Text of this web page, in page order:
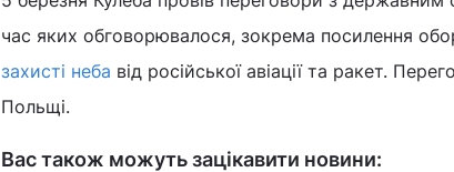
час яких обговорювалося, зокрема посилення
захисті неба від російської авіації та ракет.
Польщі.
Вас також можуть зацікавити новини: